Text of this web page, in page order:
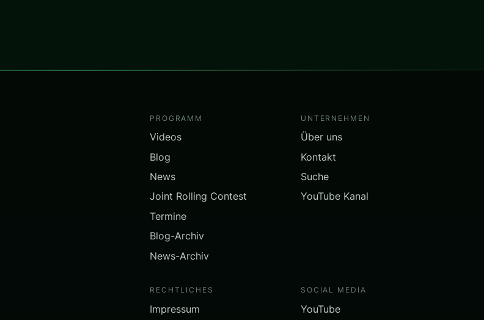
PROGRAMM
Videos
Blog
News
Joint Rolling Contest
Termine
Blog-Archiv
News-Archiv
UNTERNEHMEN
Über uns
Kontakt
Suche
YouTube Kanal
RECHTLICHES
Impressum
SOCIAL MEDIA
YouTube